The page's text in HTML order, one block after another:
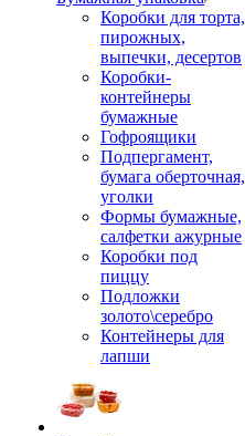
Коробки для торта,
пирожных,
выпечки, десертов
Коробки-
контейнеры
бумажные
Гофроящики
Подпергамент,
бумага оберточная,
уголки
Формы бумажные,
салфетки ажурные
Коробки под
пиццу
Подложки
золото\серебро
Контейнеры для
лапши